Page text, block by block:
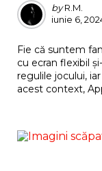
Posted
by
by R.M.
iunie 6,
Fie că suntem
cu ecran flexibil
regulile jocului,
acest context,